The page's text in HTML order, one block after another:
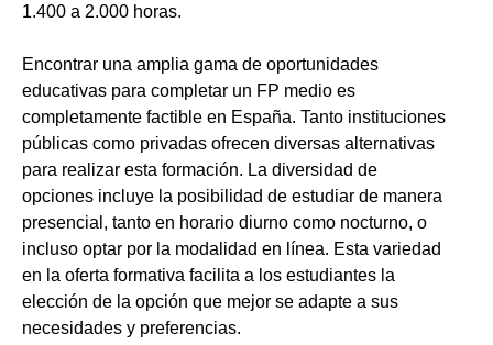
1.400 a 2.000 horas.
Encontrar una amplia gama de oportunidades
educativas para completar un FP medio es
completamente factible en España. Tanto instituciones
públicas como privadas ofrecen diversas alternativas
para realizar esta formación. La diversidad de
opciones incluye la posibilidad de estudiar de manera
presencial, tanto en horario diurno como nocturno, o
incluso optar por la modalidad en línea. Esta variedad
en la oferta formativa facilita a los estudiantes la
elección de la opción que mejor se adapte a sus
necesidades y preferencias.